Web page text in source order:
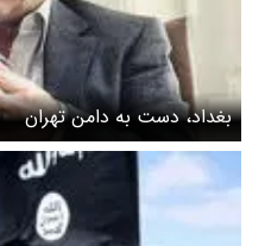
بغداد، دست به دامن تهران